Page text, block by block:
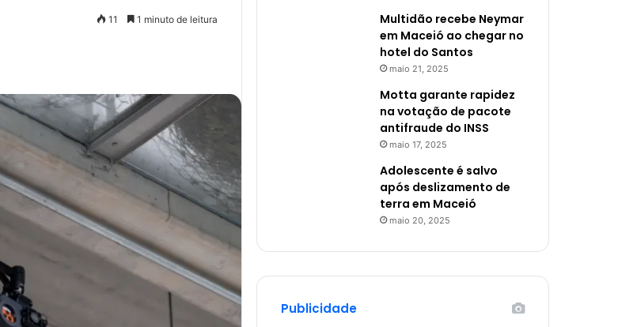
11 1 minuto de leitura
Multidão recebe Neymar
em Maceió ao chegar no
hotel do Santos
maio 21, 2025
Motta garante rapidez
na votação de pacote
antifraude do INSS
maio 17, 2025
Adolescente é salvo
após deslizamento de
terra em Maceió
maio 20, 2025
Publicidade